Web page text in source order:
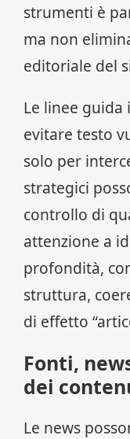
strumenti è
ma non
editoriale del
Le linee
evitare testo
solo per
strategici
controllo di
attenzione a
profondità,
struttura,
di effetto
Fonti,
dei
Le news